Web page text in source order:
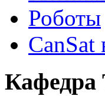
Роботы
CanSat
Кафедра